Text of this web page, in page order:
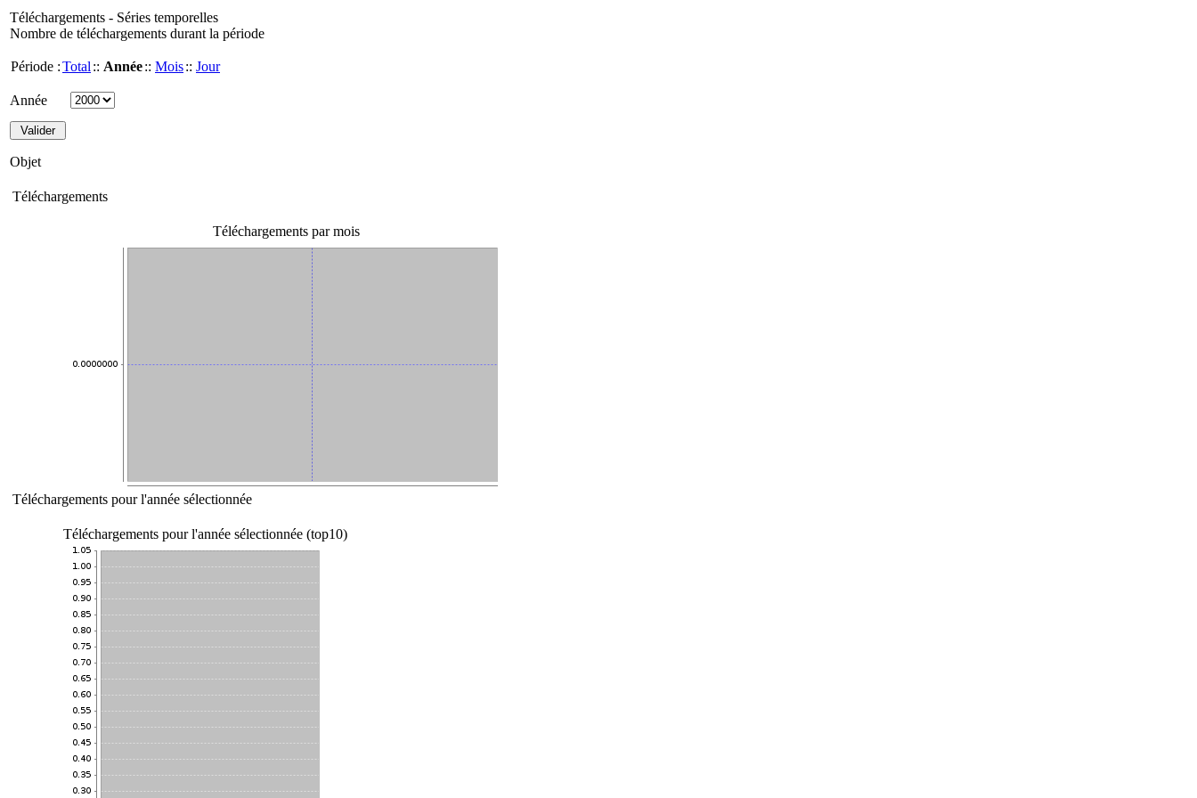
Téléchargements - Séries temporelles
Nombre de téléchargements durant la période
Période :Total :: Année:: Mois:: Jour
Année
Objet
Téléchargements
Téléchargements par mois
Téléchargements pour l'année sélectionnée
Téléchargements pour l'année sélectionnée (top10)